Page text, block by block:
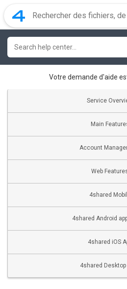
Votre demande d'aide
Service
Main
Account
Web
4shared
4shared Android
4shared iOS
4shared Desktop